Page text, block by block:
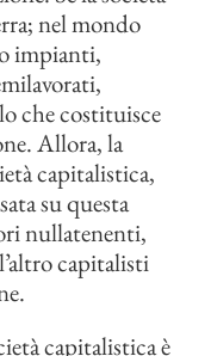
nel mondo
impianti,
che costituisce
Allora, la
capitalistica,
su questa
nullatenenti,
capitalisti
capitalistica è